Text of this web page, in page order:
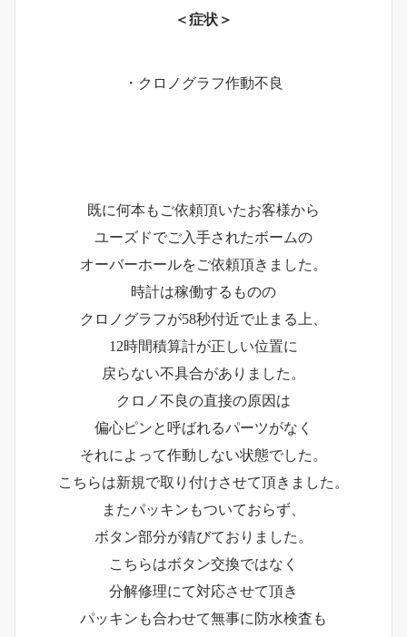
＜症状＞
・クロノグラフ作動不良
既に何本もご依頼頂いたお客様から
ユーズドでご入手されたボームの
オーバーホールをご依頼頂きました。
時計は稼働するものの
クロノグラフが58秒付近で止まる上、
12時間積算計が正しい位置に
戻らない不具合がありました。
クロノ不良の直接の原因は
偏心ピンと呼ばれるパーツがなく
それによって作動しない状態でした。
こちらは新規で取り付けさせて頂きました。
またパッキンもついておらず、
ボタン部分が錆びておりました。
こちらはボタン交換ではなく
分解修理にて対応させて頂き
パッキンも合わせて無事に防水検査も